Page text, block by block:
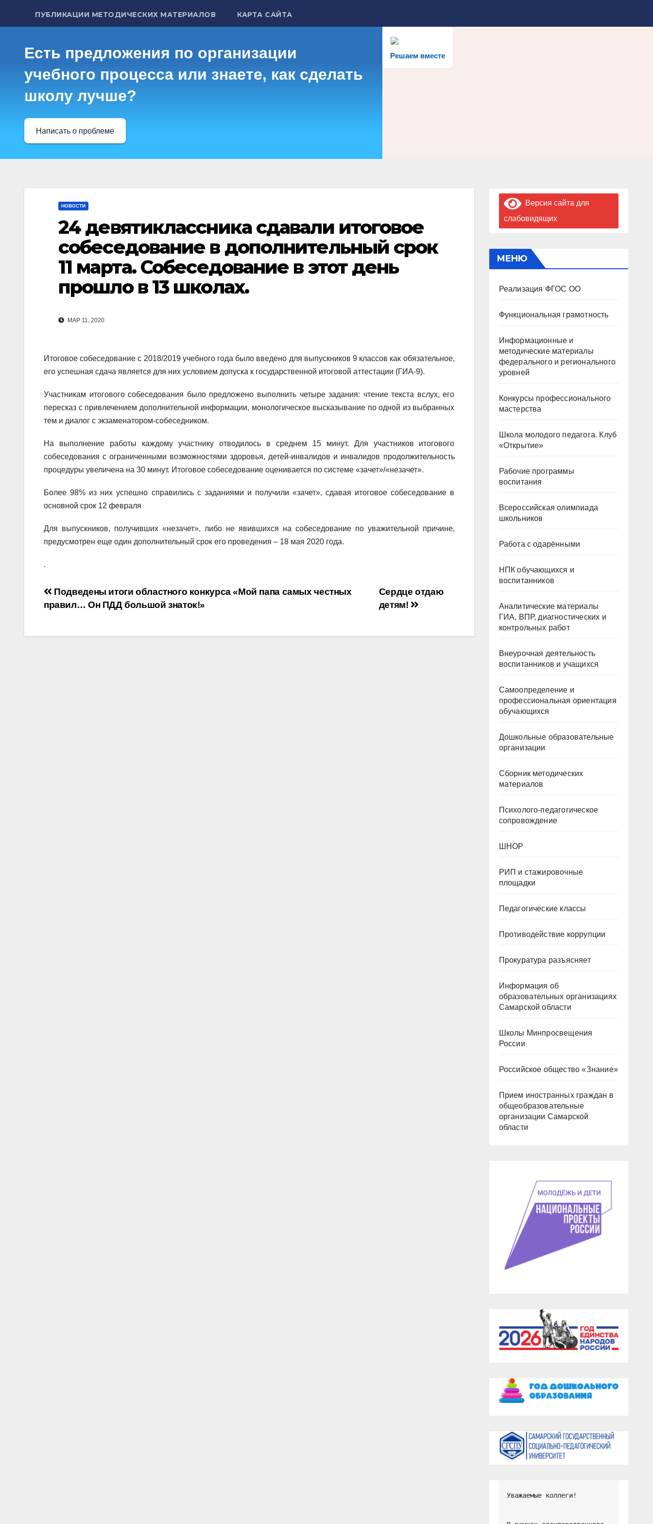
ПУБЛИКАЦИИ МЕТОДИЧЕСКИХ МАТЕРИАЛОВ КАРТА САЙТА
Решаем вместе
Есть предложения по организации
учебного процесса или знаете, как сделать
школу лучше?
Написать о проблеме
НОВОСТИ
24 девятиклассника сдавали итоговое
собеседование в дополнительный срок
11 марта. Собеседование в этот день
прошло в 13 школах.
МАР 11, 2020
Итоговое собеседование с 2018/2019 учебного года было введено для выпускников 9 классов как обязательное,
его успешная сдача является для них условием допуска к государственной итоговой аттестации (ГИА-9).
Участникам итогового собеседования было предложено выполнить четыре задания: чтение текста вслух, его
пересказ с привлечением дополнительной информации, монологическое высказывание по одной из выбранных
тем и диалог с экзаменатором-собеседником.
На выполнение работы каждому участнику отводилось в среднем 15 минут. Для участников итогового
собеседования с ограниченными возможностями здоровья, детей-инвалидов и инвалидов продолжительность
процедуры увеличена на 30 минут. Итоговое собеседование оценивается по системе «зачет»/«незачет».
Более 98% из них успешно справились с заданиями и получили «зачет», сдавая итоговое собеседование в
основной срок 12 февраля
Для выпускников, получивших «незачет», либо не явившихся на собеседование по уважительной причине,
предусмотрен еще один дополнительный срок его проведения – 18 мая 2020 года.
.
Навигация
по
записям
Сердце отдаю
детям!
Подведены итоги областного конкурса «Мой папа самых честных
правил… Он ПДД большой знаток!»
Версия сайта для
слабовидящих
МЕНЮ
Реализация ФГОС ОО
Функциональная грамотность
Информационные и
методические материалы
федерального и регионального
уровней
Конкурсы профессионального
мастерства
Школа молодого педагога. Клуб
«Открытие»
Рабочие программы
воспитания
Всероссийская олимпиада
школьников
Работа с одарёнными
НПК обучающихся и
воспитанников
Аналитические материалы
ГИА, ВПР, диагностических и
контрольных работ
Внеурочная деятельность
воспитанников и учащихся
Самоопределение и
профессиональная ориентация
обучающихся
Дошкольные образовательные
организации
Сборник методических
материалов
Психолого-педагогическое
сопровождение
ШНОР
РИП и стажировочные
площадки
Педагогические классы
Противодействие коррупции
Прокуратура разъясняет
Информация об
образовательных организациях
Самарской области
Школы Минпросвещения
России
Российское общество «Знание»
Прием иностранных граждан в
общеобразовательные
организации Самарской
области
Уважаемые коллеги!